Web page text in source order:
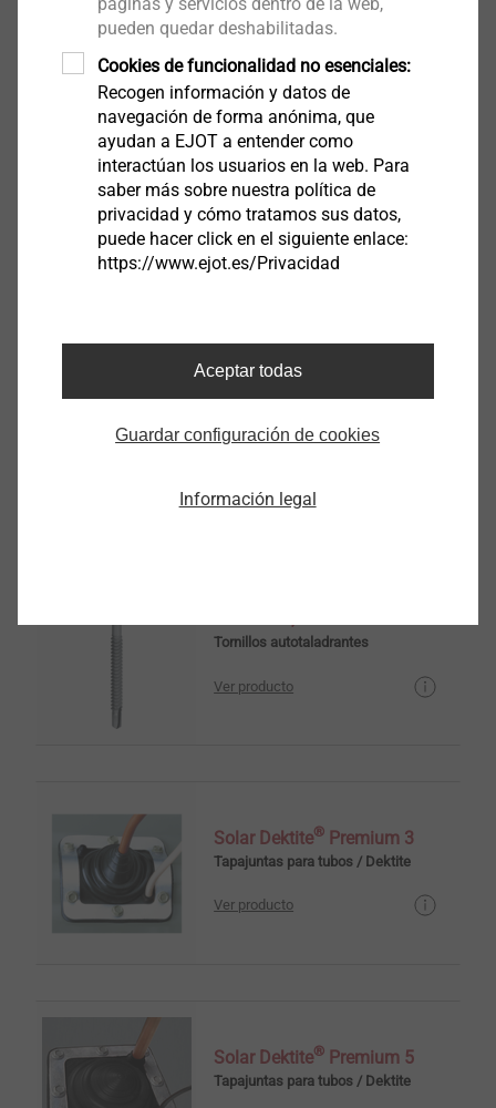
Ver producto
JF3 - 2 - 6.0
Tornillos autotaladrantes
Ver producto
JT3 - 2H Plus - 5,5
Tornillos autotaladrantes
Tornillos autotaladrantes
Ver producto
Solar Dektite® Premium 3
Tapajuntas para tubos / Dektite
Ver producto
Solar Dektite® Premium 5
Tapajuntas para tubos / Dektite
pueden quedar deshabilitadas.
Cookies de funcionalidad no esenciales:
Recogen información y datos de
navegación de forma anónima, que
ayudan a EJOT a entender como
interactúan los usuarios en la web. Para
saber más sobre nuestra política de
privacidad y cómo tratamos sus datos,
puede hacer click en el siguiente enlace:
https://www.ejot.es/Privacidad
Aceptar todas
Guardar configuración de cookies
Información legal